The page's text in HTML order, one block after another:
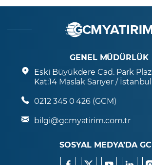
GENEL MÜDÜRLÜK
Eski Büyükdere Cad. Park
Kat:14 Maslak Sarıyer /
0212 345 0 426 (GCM)
bilgi@gcmyatirim.com.tr
SOSYAL MEDYA’DA